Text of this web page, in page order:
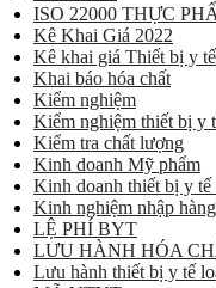
ISO 22000 THỰC
Kê Khai Giá 2022
Kê khai giá Thiết bị y tế
Khai báo hóa chất
Kiểm nghiệm
Kiểm nghiệm thiết bị y
Kiểm tra chất lượng
Kinh doanh Mỹ phẩm
Kinh doanh thiết bị y
Kinh nghiệm nhập
LỆ PHÍ BYT
LƯU HÀNH HÓA
Lưu hành thiết bị y tế